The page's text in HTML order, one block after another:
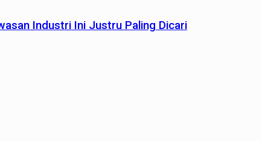
Industri Ini Justru Paling Dicari